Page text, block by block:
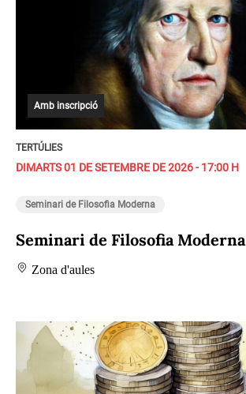
Amb inscripció
TERTÚLIES
DIMARTS 01 DE SETEMBRE DE 2026 - 17:00 H
Seminari de Filosofia Moderna
Seminari de Filosofia Moderna
Zona d'aules